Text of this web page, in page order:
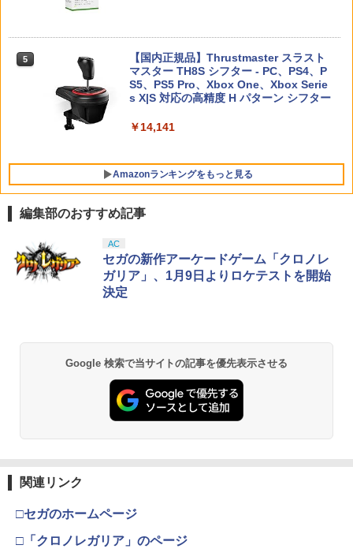
【楽天ブックス限定特典】スーパーマリ
オブラザーズ ワンダー Nintendo Switc
(「スーパーマリオ」ステッカー2種)
【中古】龍が如く 極3 ／ 龍が如く3外伝
Dark Tiesソフト:プレイステーション5
ソフト／アクション・ゲーム
￥4,150
購入封入特典】DLCチラシ)
￥6,507
5
劇場版 カードキャプターさくら【Blu-ra
y】 [ 丹下桜 ]
￥4,884
ニンテンドープリペイド番号 5000円|オ
ンラインコード版
【純正品】DualSense ワイヤレスコン
トローラー(CFI-ZCT2J)
￥10,737
5
【国内正規品】Thrustmaster スラスト
マスター TH8S シフター - PC、PS4、P
S5、PS5 Pro、Xbox One、Xbox Serie
s X|S 対応の高精度 H パターン シフター
￥14,141
Amazonランキングをもっと見る
1
窩座再来 通常版 [Blu-ray]
劇場版「鬼滅の刃」無限城編 第一章 猗
窩座再来 通常版 [DVD]
￥3,523
(オリジナル特典:オリジナル巾着＋メー
カー特典:【坤と離】二振りの剣、十翼よ
り来たる！スタジオ描き下ろしイラスト
ボード付) [Blu-ray]
編集部のおすすめ記事
AC
セガの新作アーケードゲーム「クロノレ
ガリア」、1月9日よりロケテストを開始
決定
Google 検索で当サイトの記事を優先表示させる
関連リンク
□セガのホームページ
□「クロノレガリア」のページ